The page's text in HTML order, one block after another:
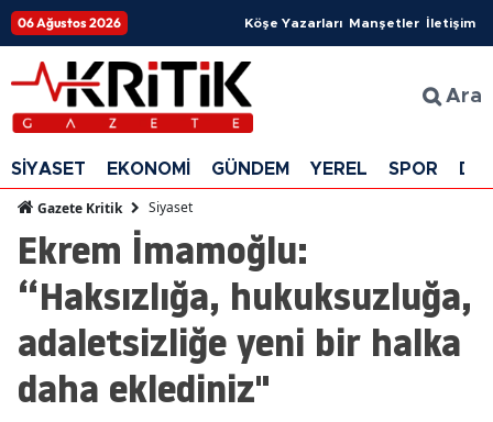
06 Ağustos 2026 Köşe Yazarları Manşetler İletişim
Ara
SİYASET EKONOMİ GÜNDEM YEREL SPOR
Gazete Kritik Siyaset
Ekrem İmamoğlu:
“Haksızlığa, hukuksuzluğa,
adaletsizliğe yeni bir halka
daha eklediniz"